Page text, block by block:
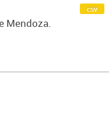
Mendoza.
csv